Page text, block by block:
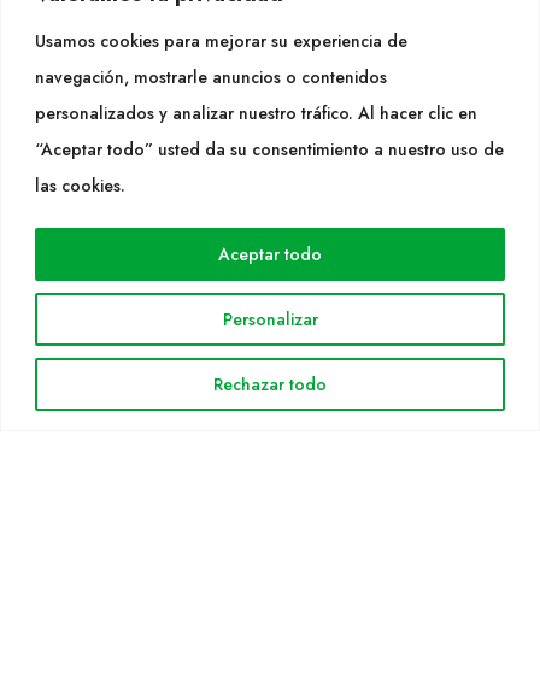
Usamos cookies para mejorar su experiencia de
navegación, mostrarle anuncios o contenidos
personalizados y analizar nuestro tráfico. Al hacer clic en
“Aceptar todo” usted da su consentimiento a nuestro uso de
las cookies.
Personalizar
Rechazar todo
Aceptar todo
SÍGUENOS
WEB
Cultidelta
Solicitud Catálogo